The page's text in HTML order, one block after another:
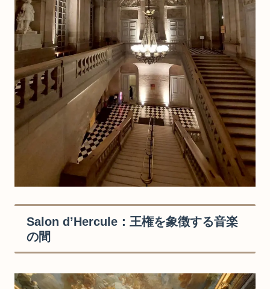
Salon d’Hercule：王権を象徴する音楽
の間